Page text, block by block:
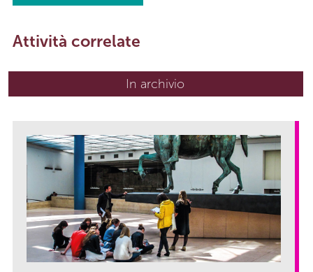
Attività correlate
In archivio